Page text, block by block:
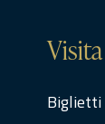
Visita
Biglietti